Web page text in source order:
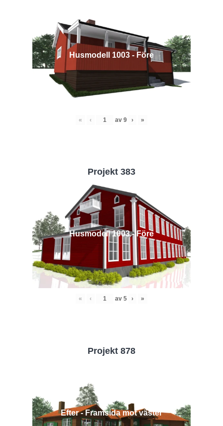
Husmodell 1003 - Före
« ‹ av 9 › »
Projekt 383
Husmodell 1003 - Före
« ‹ av 5 › »
Projekt 878
Efter - Framsida mot väster